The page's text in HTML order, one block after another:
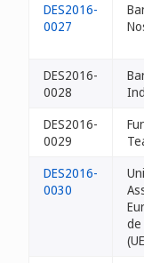
DES2016-
0027
DES2016-
0028
DES2016-
0029
DES2016-
0030
de